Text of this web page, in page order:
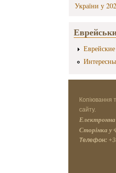
України у
Копіювання
сайту.
Електронна
Сторінка у
Телефон: